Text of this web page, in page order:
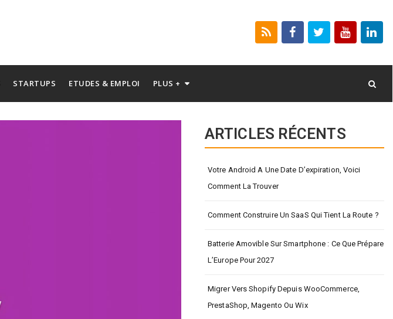
STARTUPS ETUDES & EMPLOI PLUS +
ARTICLES RÉCENTS
Votre Android A Une Date D’expiration, Voici
Comment La Trouver
Comment Construire Un SaaS Qui Tient La Route ?
Batterie Amovible Sur Smartphone : Ce Que Prépare
L’Europe Pour 2027
Migrer Vers Shopify Depuis WooCommerce,
PrestaShop, Magento Ou Wix